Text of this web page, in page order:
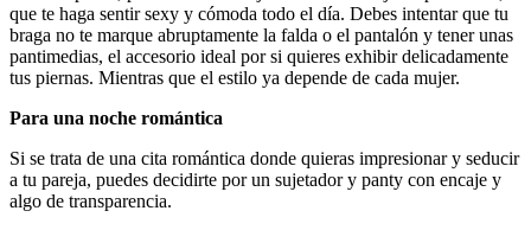
que te haga sentir sexy y cómoda todo el día. Debes intentar que tu
braga no te marque abruptamente la falda o el pantalón y tener unas
pantimedias, el accesorio ideal por si quieres exhibir delicadamente
tus piernas. Mientras que el estilo ya depende de cada mujer.
Para una noche romántica
Si se trata de una cita romántica donde quieras impresionar y seducir
a tu pareja, puedes decidirte por un sujetador y panty con encaje y
algo de transparencia.